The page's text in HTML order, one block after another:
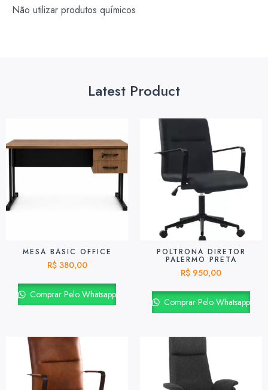
Não utilizar produtos químicos
Latest Product
MESA BASIC OFFICE
R$380,00
Comprar Pelo Whatsapp
POLTRONA DIRETOR
PALERMO PRETA
R$ 950,00
Comprar Pelo Whatsapp